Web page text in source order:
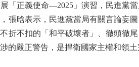
正義使命—2025」演習，民進黨當
張晗表示，民進黨當局有關言論妄
折不扣的「和平破壞者」、徹頭徹
的嚴正警告，是捍衛國家主權和領